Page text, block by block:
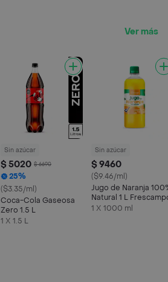
Ver más
Sin azúcar
$ 5020 $ 6690
25%
($3.35/ml)
Coca-Cola Gaseosa
Zero 1.5 L
1 X 1.5 L
Sin azúcar
$ 9460
($9.46/ml)
Jugo de Naranja
Natural 1 L
1 X 1000 ml